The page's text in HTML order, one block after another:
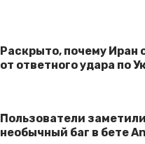
Раскрыто, почему Иран
от ответного удара по
Пользователи заметили
необычный баг в бете